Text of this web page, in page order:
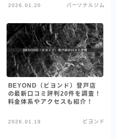
2026.01.20 パーソナルジム
BEYOND（ビヨンド）登戸店
の最新口コミ評判20件を調査！
料金体系やアクセスも紹介！
2026.01.19 ビヨンド